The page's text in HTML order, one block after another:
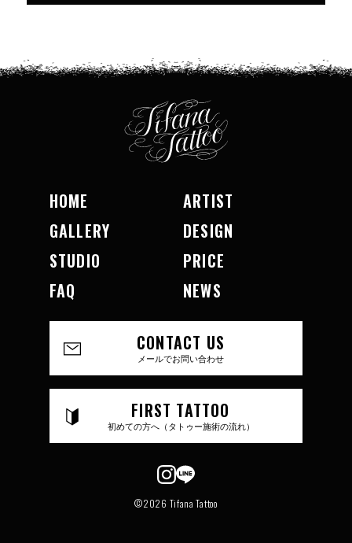
HOME
ARTIST
GALLERY
DESIGN
STUDIO
PRICE
FAQ
NEWS
CONTACT US
メールでお問い合わせ
FIRST TATTOO
初めての方へ（タトゥー施術の流れ）
©2026 Tifana Tattoo